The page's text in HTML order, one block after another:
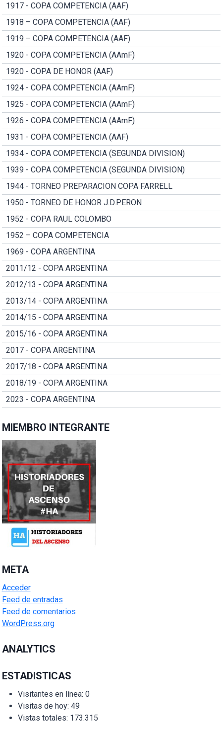
1917 - COPA COMPETENCIA (AAF)
1918 – COPA COMPETENCIA (AAF)
1919 – COPA COMPETENCIA (AAF)
1920 - COPA COMPETENCIA (AAmF)
1920 - COPA DE HONOR (AAF)
1924 - COPA COMPETENCIA (AAmF)
1925 - COPA COMPETENCIA (AAmF)
1926 - COPA COMPETENCIA (AAmF)
1931 - COPA COMPETENCIA (AAF)
1934 - COPA COMPETENCIA (SEGUNDA DIVISION)
1939 - COPA COMPETENCIA (SEGUNDA DIVISION)
1944 - TORNEO PREPARACION COPA FARRELL
1950 - TORNEO DE HONOR J.D.PERON
1952 - COPA RAUL COLOMBO
1952 – COPA COMPETENCIA
1969 - COPA ARGENTINA
2011/12 - COPA ARGENTINA
2012/13 - COPA ARGENTINA
2013/14 - COPA ARGENTINA
2014/15 - COPA ARGENTINA
2015/16 - COPA ARGENTINA
2017 - COPA ARGENTINA
2017/18 - COPA ARGENTINA
2018/19 - COPA ARGENTINA
2023 - COPA ARGENTINA
MIEMBRO INTEGRANTE
META
Acceder
Feed de entradas
Feed de comentarios
WordPress.org
ANALYTICS
ESTADISTICAS
Visitantes en línea: 0
Visitas de hoy: 49
Vistas totales: 173.315